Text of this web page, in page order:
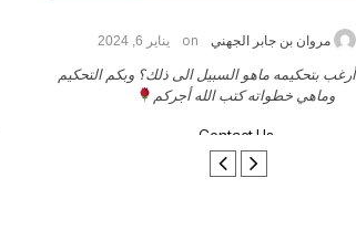
مروان بن جابر الجهني on يناير 6, 2024
بتحكيمه ماهو السبيل الى ذلك؟ وبكم التحكيم
وماهي خطواته كتب الله أجركم
Contact Us